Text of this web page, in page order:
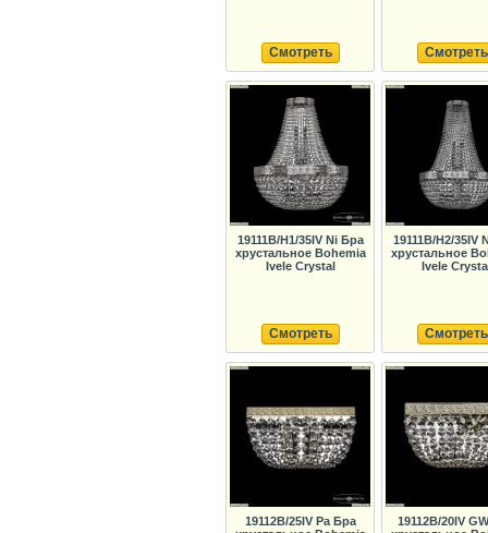
Смотреть Смотреть
19111B/H1/35IV Ni Бра
хрустальное Bohemia
Ivele Crystal
Смотреть
19111B/H2/35IV
хрустальное
Ivele
Смотреть
19112B/25IV Pa Бра
19112B/20IV